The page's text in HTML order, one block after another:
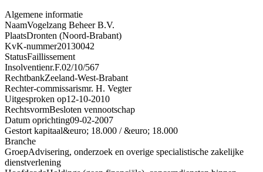
Algemene informatie
NaamVogelzang Beheer B.V.
PlaatsDronten (Noord-Brabant)
KvK-nummer20130042
StatusFaillissement
Insolventienr.F.02/10/567
RechtbankZeeland-West-Brabant
Rechter-commissarismr. H. Vegter
Uitgesproken op12-10-2010
RechtsvormBesloten vennootschap
Datum oprichting09-02-2007
Gestort kapitaal&euro; 18.000 / &euro; 18.000
Branche
GroepAdvisering, onderzoek en overige specialistische zakelijke
dienstverlening